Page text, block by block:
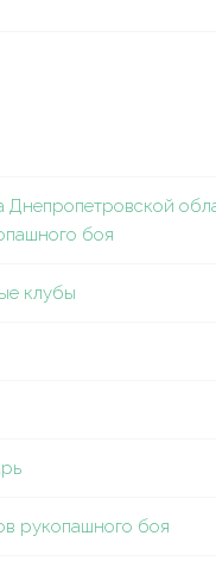
Днепропетровской
боя
клубы
рукопашного боя